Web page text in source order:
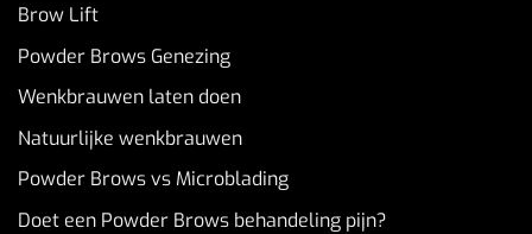
Brow Lift
Powder Brows Genezing
Wenkbrauwen laten doen
Natuurlijke wenkbrauwen
Powder Brows vs Microblading
Doet een Powder Brows behandeling pijn?